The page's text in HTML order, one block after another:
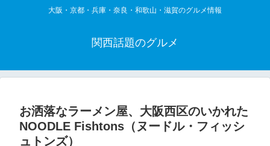
大阪・京都・兵庫・奈良・和歌山・滋賀のグルメ情報
関西話題のグルメ
お洒落なラーメン屋、大阪西区のいかれた
NOODLE Fishtons（ヌードル・フィッシ
ュトンズ）